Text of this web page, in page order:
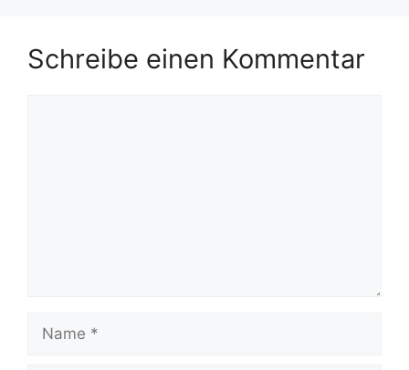
Schreibe einen Kommentar